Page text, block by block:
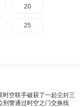
20
25
空联手破获了一起尘封三
刑警通过时空之门交换线